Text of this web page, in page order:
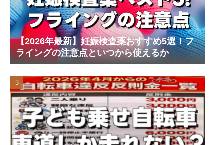
【2026年最新】妊娠検査薬おすすめ5選！フ
ライングの注意点といつから使えるか